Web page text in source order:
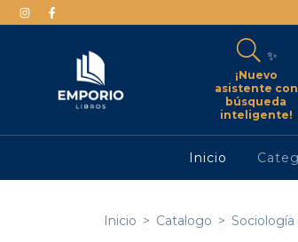
✨
¡Nuevo
asistente con
búsqueda
inteligente!
Inicio
Inicio > Catalogo > Sociología